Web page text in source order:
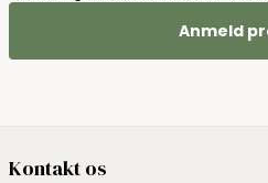
Anmeld
Kontakt os